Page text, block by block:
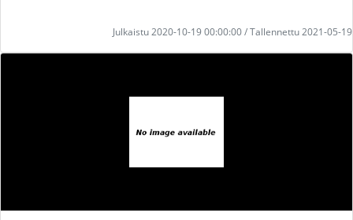
Julkaistu 2020-10-19 00:00:00 / Tallennettu 2021-05-19